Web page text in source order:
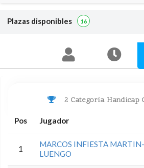
Plazas disponibles 16
2 Categoria Handicap
Pos Jugador
1
MARCOS INFIESTA MARTIN-
LUENGO